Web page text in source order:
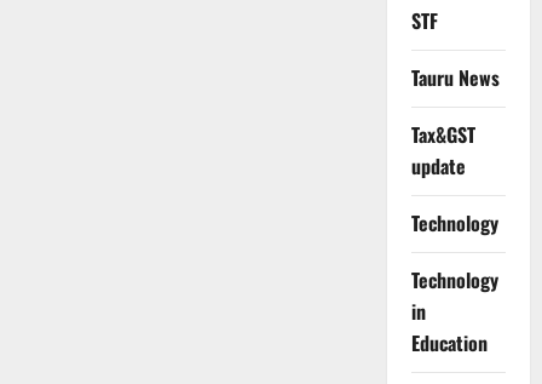
STF
Tauru News
Tax&GST
update
Technology
Technology
in
Education